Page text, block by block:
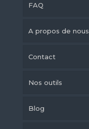
FAQ
A propos de nous
Contact
Nos outils
Blog